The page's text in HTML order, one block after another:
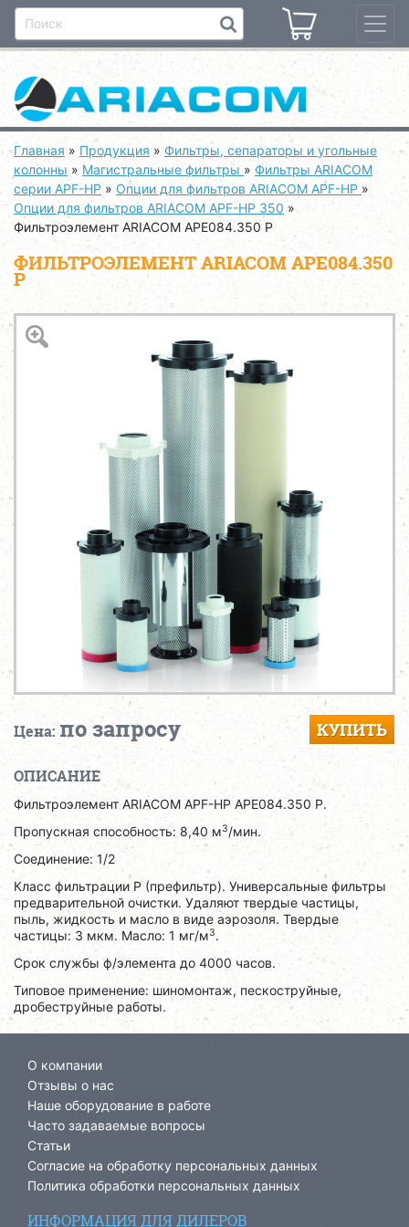
Главная » Продукция » Фильтры, сепараторы и угольные
колонны » Магистральные фильтры » Фильтры ARIACOM
серии APF-HP » Опции для фильтров ARIACOM APF-HP »
Опции для фильтров ARIACOM APF-HP 350 »
Фильтроэлемент ARIACOM APE084.350 P
ФИЛЬТРОЭЛЕМЕНТ ARIACOM APE084.350
P
Цена: по запросу КУПИТЬ
ОПИСАНИЕ
Фильтроэлемент ARIACOM APF-HP APE084.350 P.
Пропускная способность: 8,40 м3/мин.
Соединение: 1/2
Класс фильтрации P (префильтр). Универсальные фильтры
предварительной очистки. Удаляют твердые частицы,
пыль, жидкость и масло в виде аэрозоля. Твердые
частицы: 3 мкм. Масло: 1 мг/м3.
Срок службы ф/элемента до 4000 часов.
Типовое применение: шиномонтаж, пескоструйные,
дробеструйные работы.
О компании
Отзывы о нас
Наше оборудование в работе
Часто задаваемые вопросы
Статьи
Согласие на обработку персональных данных
Политика обработки персональных данных
ИНФОРМАЦИЯ ДЛЯ ДИЛЕРОВ